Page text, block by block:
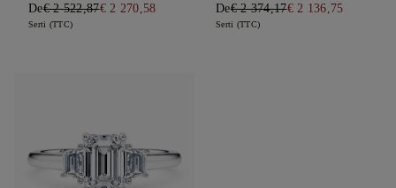
De€ 2 522,87€ 2 270,58
Serti (TTC)
De€ 2 374,17€ 2 136,75
Serti (TTC)